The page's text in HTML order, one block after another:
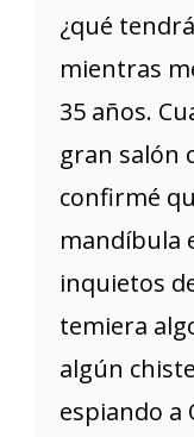
¿qué
mientras
35 años.
gran salón
confirmé
mandíbula
inquietos
temiera
algún
espiando a